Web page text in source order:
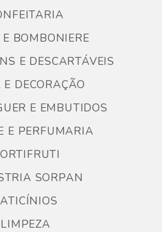
E BOMBONIERE
E DESCARTÁVEIS
E DECORAÇÃO
E EMBUTIDOS
E PERFUMARIA
SORPAN
LIMPEZA